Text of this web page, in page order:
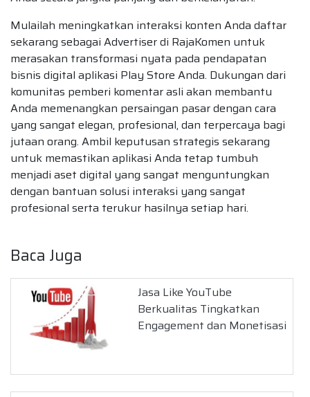
Mulailah meningkatkan interaksi konten Anda daftar
sekarang sebagai Advertiser di RajaKomen untuk
merasakan transformasi nyata pada pendapatan
bisnis digital aplikasi Play Store Anda. Dukungan dari
komunitas pemberi komentar asli akan membantu
Anda memenangkan persaingan pasar dengan cara
yang sangat elegan, profesional, dan terpercaya bagi
jutaan orang. Ambil keputusan strategis sekarang
untuk memastikan aplikasi Anda tetap tumbuh
menjadi aset digital yang sangat menguntungkan
dengan bantuan solusi interaksi yang sangat
profesional serta terukur hasilnya setiap hari.
Baca Juga
Jasa Like YouTube
Berkualitas Tingkatkan
Engagement dan Monetisasi